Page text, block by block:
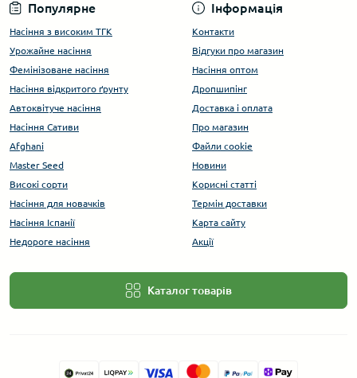
Популярне
Насіння з високим ТГК
Урожайне насіння
Фемінізоване насіння
Насіння відкритого ґрунту
Автоквітуче насіння
Насіння Сативи
Afghani
Master Seed
Високі сорти
Насіння для новачків
Насіння Іспанії
Недороге насіння
Інформація
Контакти
Відгуки про магазин
Насіння оптом
Дропшипінг
Доставка і оплата
Про магазин
Файли cookie
Новини
Корисні статті
Термін доставки
Карта сайту
Акції
Каталог товарів